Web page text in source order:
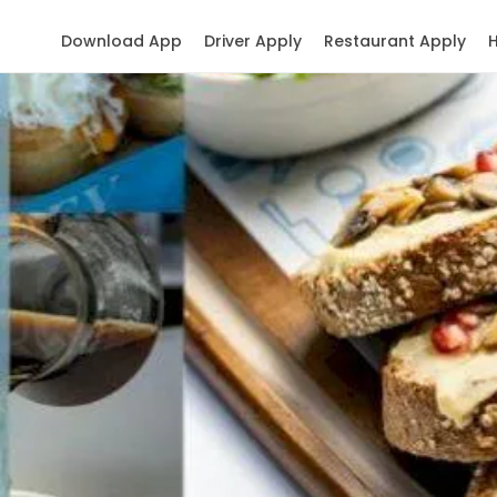
Restaurant Apply
Driver Apply
Download App